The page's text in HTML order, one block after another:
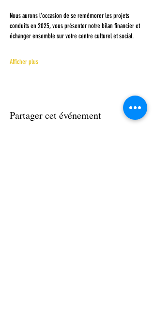
Nous aurons l'occasion de se remémorer les projets
conduits en 2025, vous présenter notre bilan financier et
échanger ensemble sur votre centre culturel et social.
Afficher plus
Partager cet événement